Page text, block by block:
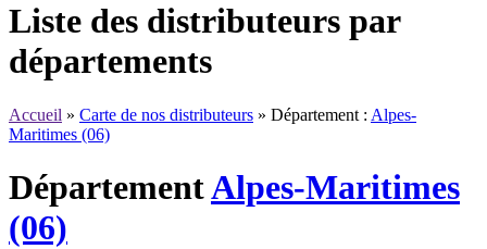
Liste des distributeurs par
départements
Accueil » Carte de nos distributeurs » Département : Alpes-
Maritimes (06)
DépartementAlpes-Maritimes
(06)